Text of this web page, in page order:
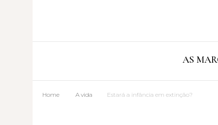
AS
Home A vida Estará a infância em extinção?